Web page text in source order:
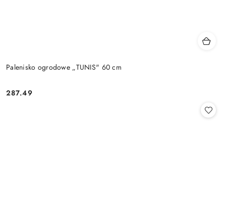
Palenisko ogrodowe „TUNIS" 60 cm
Cena:
287.49